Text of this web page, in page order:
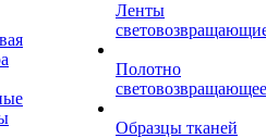
Ленты
Полотно
световозвращающее
Образцы тканей